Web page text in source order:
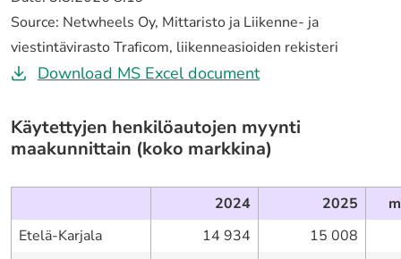
Source: Netwheels Oy, Mittaristo ja Liikenne- ja
viestintävirasto Traficom, liikenneasioiden rekisteri
Download MS Excel documentKäytettyjen
kuukausikohtaiset
myyntitilastot
Käytettyjen henkilöautojen myynti
maakunnittain (koko markkina)
2024 2025
Etelä-Karjala
14 934
15 008